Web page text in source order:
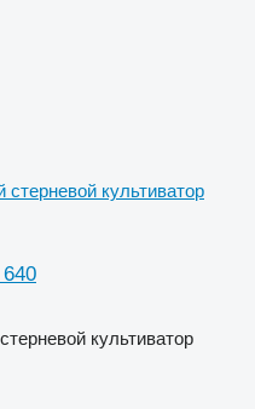
стерневой культиватор
культиватор